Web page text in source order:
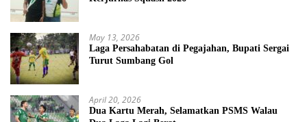
May 13, 2026
Laga Persahabatan di Pegajahan, Bupati Sergai
Turut Sumbang Gol
April 20, 2026
Dua Kartu Merah, Selamatkan PSMS Walau